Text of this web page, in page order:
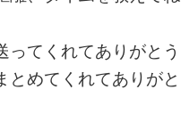
ってくれてありがと
とめてくれてありが